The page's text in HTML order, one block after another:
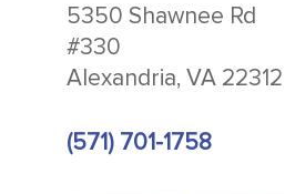
5350 Shawnee Rd
#330
Alexandria, VA 22312
(571) 701-1758